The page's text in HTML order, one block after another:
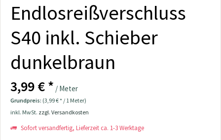
Endlosreißverschluss
S40 inkl. Schieber
dunkelbraun
3,99 € * / Meter
Grundpreis: (3,99 € * / 1 Meter)
inkl. MwSt. zzgl. Versandkosten
Sofort versandfertig, Lieferzeit ca. 1-3 Werktage